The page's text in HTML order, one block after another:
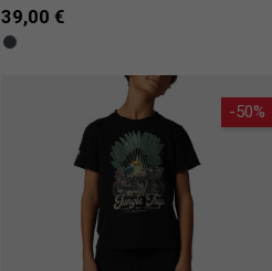
39,00 €
-50%